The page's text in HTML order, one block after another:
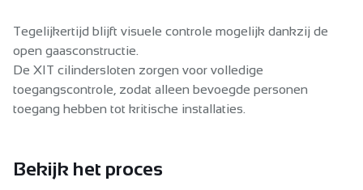
Tegelijkertijd blijft visuele controle mogelijk dankzij de
open gaasconstructie.
De XIT cilindersloten zorgen voor volledige
toegangscontrole, zodat alleen bevoegde personen
toegang hebben tot kritische installaties.
Bekijk het proces